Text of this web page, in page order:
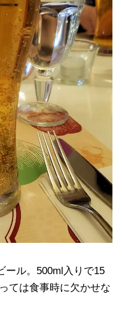
ール。500ml入りで15
ては食事時に欠かせな